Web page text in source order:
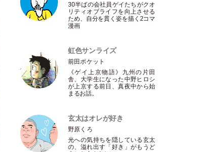
30半ばの会社員ゲイたちがクオ
リティオブライフを向上させる
ため、自分を貫く姿を描く2コマ
漫画
虹色サンライズ
前田ポケット
《ゲイ上京物語》九州の片田
舎、大学生になった中野ヒロシ
が上京する前日、真夜中から始
まるお話。
玄太はオレが好き
野原くろ
光への気持ちを隠している玄太
の、溢れ出す 「好き 」がもうど